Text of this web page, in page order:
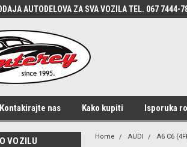
AUTODELOVA ZA SVA VOZILA TEL. 067 7444-
Kontakirajte nas Kako kupiti Isporuka
VOZILU Home AUDI A6 C6